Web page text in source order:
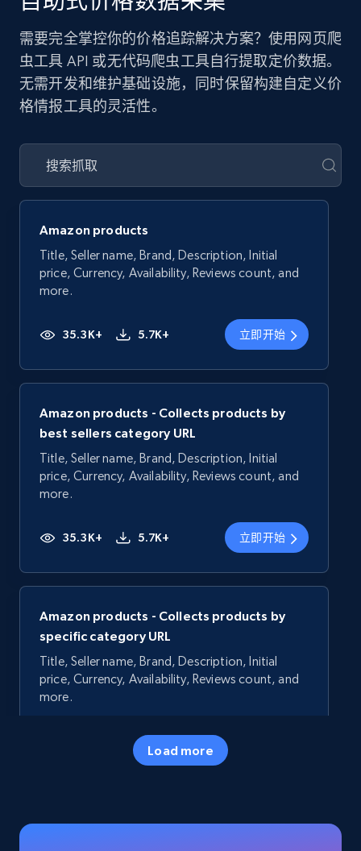
需要完全掌控你的价格追踪解决方案？使用网页爬
虫工具 API 或无代码爬虫工具自行提取定价数据。
无需开发和维护基础设施，同时保留构建自定义价
格情报工具的灵活性。
Amazon products
Title, Seller name, Brand, Description, Initial
price, Currency, Availability, Reviews count, and
more.
35.3K+ 5.7K+ 立即开始
Amazon products - Collects products by
best sellers category URL
Title, Seller name, Brand, Description, Initial
price, Currency, Availability, Reviews count, and
more.
35.3K+ 5.7K+ 立即开始
Amazon products - Collects products by
specific category URL
Title, Seller name, Brand, Description, Initial
price, Currency, Availability, Reviews count, and
more.
5.7K+
Load more